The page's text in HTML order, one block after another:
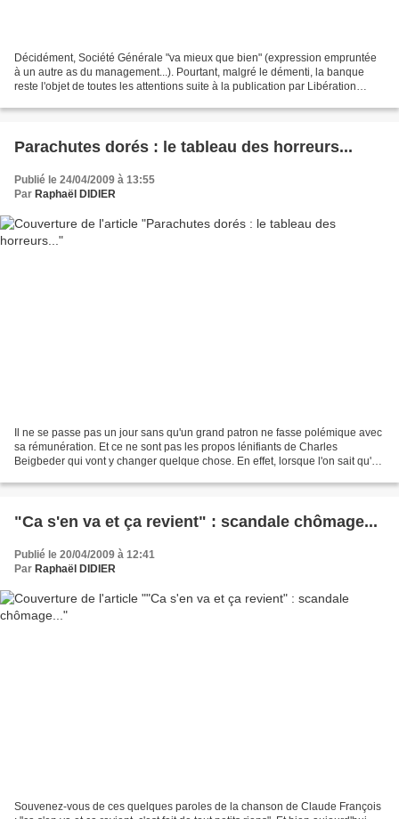
Décidément, Société Générale "va mieux que bien" (expression empruntée
à un autre as du management...). Pourtant, malgré le démenti, la banque
reste l'objet de toutes les attentions suite à la publication par Libération
Parachutes dorés : le tableau des horreurs...
Publié le 24/04/2009 à 13:55
Par Raphaël DIDIER
Il ne se passe pas un jour sans qu'un grand patron ne fasse polémique avec
sa rémunération. Et ce ne sont pas les propos lénifiants de Charles
Beigbeder qui vont y changer quelque chose. En effet, lorsque l'on sait qu'en
"Ca s'en va et ça revient" : scandale chômage...
Publié le 20/04/2009 à 12:41
Par Raphaël DIDIER
Souvenez-vous de ces quelques paroles de la chanson de Claude François